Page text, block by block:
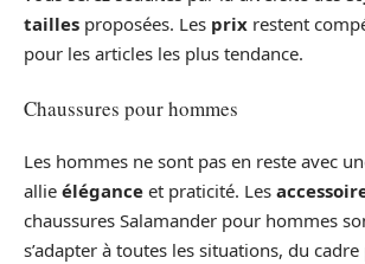
tailles proposées. Les prix restent
pour les articles les plus tendance.
Chaussures pour hommes
Les hommes ne sont pas en reste avec
allie élégance et praticité. Les
chaussures Salamander pour hommes
s’adapter à toutes les situations, du